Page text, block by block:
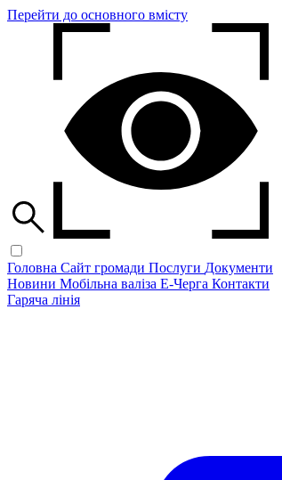
Перейти до основного вмісту
Головна Сайт громади Послуги Документи
Новини Мобільна валіза Е-Черга Контакти
Гаряча лінія